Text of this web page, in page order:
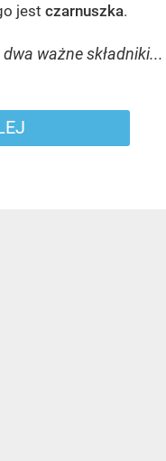
jest czarnuszka.
ważne składniki...